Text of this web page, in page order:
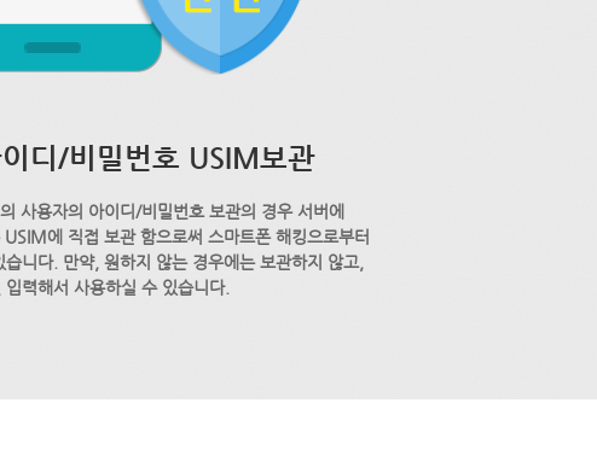
디/비밀번호 USIM보관
사용자의 아이디/비밀번호 보관의 경우 서버에
에 직접 보관 함으로써 스마트폰 해킹으로부터
니다. 만약, 원하지 않는 경우에는 보관하지 않고,
입력해서 사용하실 수 있습니다.